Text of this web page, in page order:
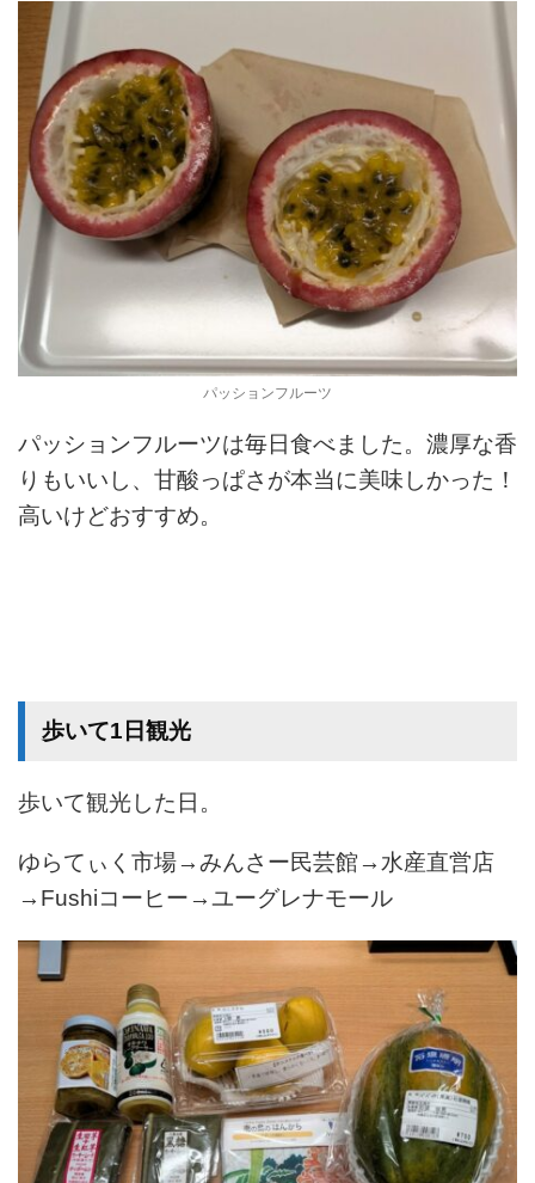
パッションフルーツ
パッションフルーツは毎日食べました。濃厚な香
りもいいし、甘酸っぱさが本当に美味しかった！
高いけどおすすめ。
歩いて1日観光
歩いて観光した日。
ゆらてぃく市場→みんさー民芸館→水産直営店
→Fushiコーヒー→ユーグレナモール